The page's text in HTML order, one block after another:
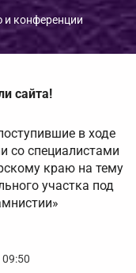
и конференции
сайта!
в ходе
со специалистами
краю на тему
участка под
09:50